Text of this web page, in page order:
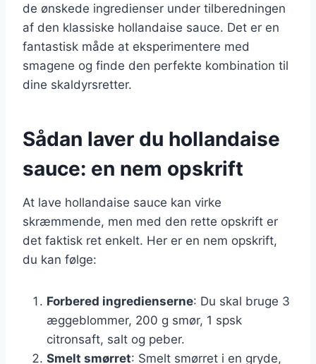
de ønskede ingredienser under tilberedningen
af den klassiske hollandaise sauce. Det er en
fantastisk måde at eksperimentere med
smagene og finde den perfekte kombination til
dine skaldyrsretter.
Sådan laver du hollandaise
sauce: en nem opskrift
At lave hollandaise sauce kan virke
skræmmende, men med den rette opskrift er
det faktisk ret enkelt. Her er en nem opskrift,
du kan følge:
Forbered ingredienserne: Du skal bruge 3
æggeblommer, 200 g smør, 1 spsk
citronsaft, salt og peber.
Smelt smørret: Smelt smørret i en gryde,